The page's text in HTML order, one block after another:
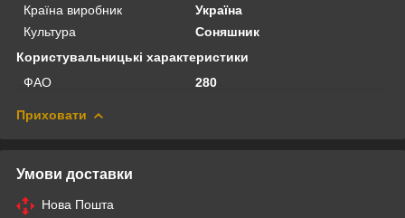
Країна виробник
Україна
Культура
Соняшник
Користувальницькі характеристики
ФАО
280
Приховати
Умови доставки
Нова Пошта